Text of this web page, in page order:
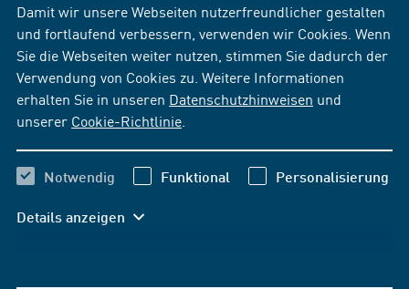
Damit wir unsere Webseiten nutzerfreundlicher gestalten
und fortlaufend verbessern, verwenden wir Cookies. Wenn
Sie die Webseiten weiter nutzen, stimmen Sie dadurch der
Verwendung von Cookies zu. Weitere Informationen
erhalten Sie in unseren Datenschutzhinweisen und
unserer Cookie-Richtlinie
Notwendig Funktional Personalisierung
Details anzeigen